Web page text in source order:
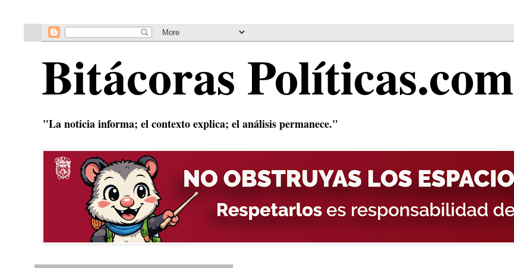
Bitácoras Políticas.com
"La noticia informa; el contexto explica; el análisis permanece."